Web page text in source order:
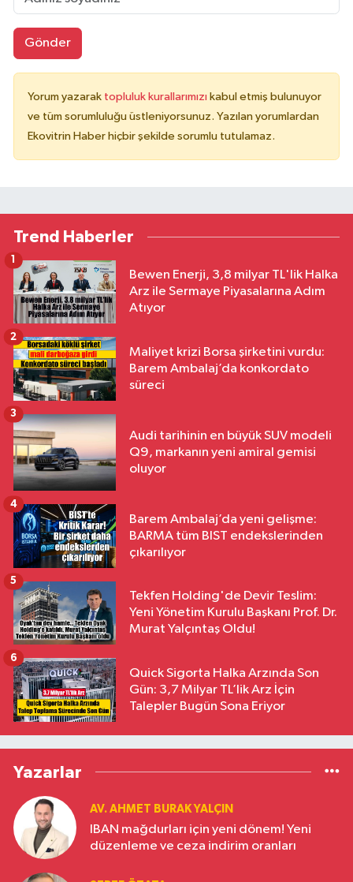
Gönder
Yorum yazarak topluluk kurallarımızı kabul etmiş bulunuyor
ve tüm sorumluluğu üstleniyorsunuz. Yazılan yorumlardan
Ekovitrin Haber hiçbir şekilde sorumlu tutulamaz.
Trend Haberler
Bewen Enerji, 3,8 milyar TL'lik Halka
Arz ile Sermaye Piyasalarına Adım
Atıyor
1
Maliyet krizi Borsa şirketini vurdu:
Barem Ambalaj’da konkordato
süreci
2
Audi tarihinin en büyük SUV modeli
Q9, markanın yeni amiral gemisi
oluyor
3
Barem Ambalaj’da yeni gelişme:
BARMA tüm BIST endekslerinden
çıkarılıyor
4
Tekfen Holding'de Devir Teslim:
Yeni Yönetim Kurulu Başkanı Prof. Dr.
Murat Yalçıntaş Oldu!
5
Quick Sigorta Halka Arzında Son
Gün: 3,7 Milyar TL’lik Arz İçin
Talepler Bugün Sona Eriyor
6
Yazarlar
AV. AHMET BURAK YALÇIN
IBAN mağdurları için yeni dönem! Yeni
düzenleme ve ceza indirim oranları